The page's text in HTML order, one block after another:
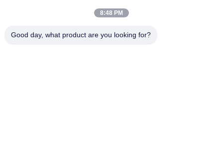
8:48 PM
Good day, what product are you looking for?